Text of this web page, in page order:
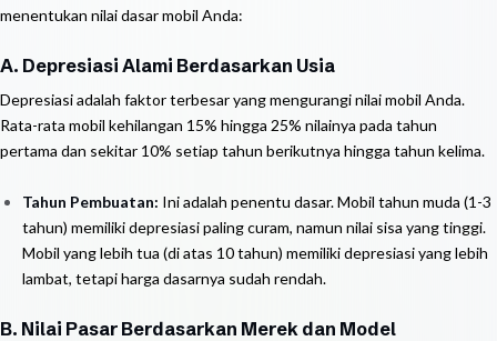
menentukan nilai dasar mobil Anda:
A. Depresiasi Alami Berdasarkan Usia
Depresiasi adalah faktor terbesar yang mengurangi nilai mobil Anda.
Rata-rata mobil kehilangan 15% hingga 25% nilainya pada tahun
pertama dan sekitar 10% setiap tahun berikutnya hingga tahun kelima.
Tahun Pembuatan: Ini adalah penentu dasar. Mobil tahun muda (1-3
tahun) memiliki depresiasi paling curam, namun nilai sisa yang tinggi.
Mobil yang lebih tua (di atas 10 tahun) memiliki depresiasi yang lebih
lambat, tetapi harga dasarnya sudah rendah.
B. Nilai Pasar Berdasarkan Merek dan Model